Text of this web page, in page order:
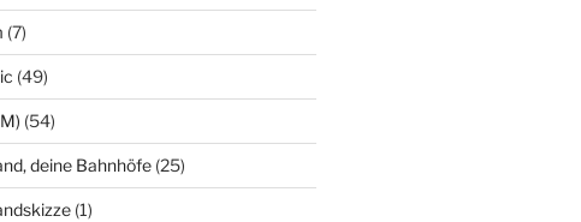
(7)
(49)
(54)
deine Bahnhöfe(25)
(1)